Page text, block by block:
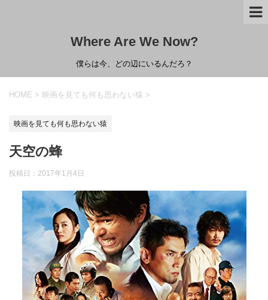
Where Are We Now?
僕らは今、どの辺にいるんだろ？
HOME > 映画を見ても何も思わない猿 >
映画を見ても何も思わない猿
天空の蜂
投稿日： 2017年1月4日